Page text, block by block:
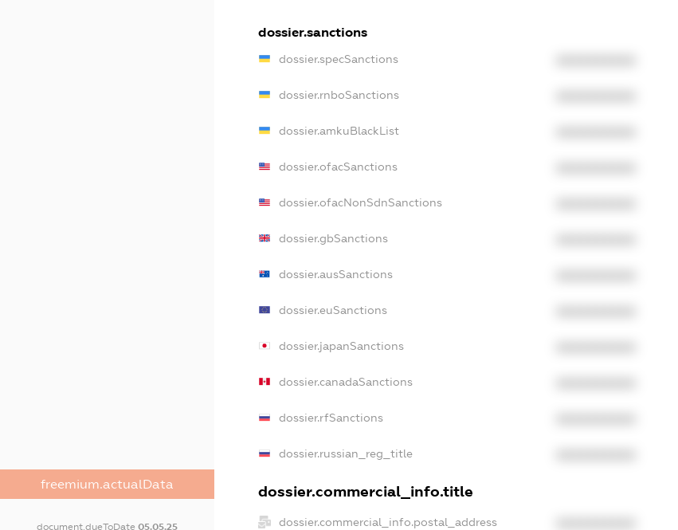
freemium.actualData
document.dueToDate 05.05.25
dossier.sanctions
dossier.specSanctions
dossier.rnboSanctions
dossier.amkuBlackList
dossier.ofacSanctions
dossier.ofacNonSdnSanctions
dossier.gbSanctions
dossier.ausSanctions
dossier.euSanctions
dossier.japanSanctions
dossier.canadaSanctions
dossier.rfSanctions
dossier.russian_reg_title
dossier.commercial_info.title
dossier.commercial_info.postal_address